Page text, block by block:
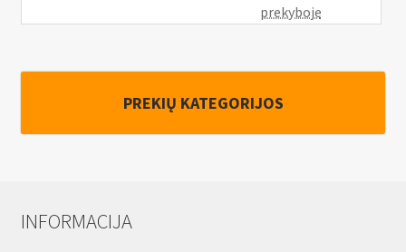
prekyboje
PREKIŲ KATEGORIJOS
INFORMACIJA